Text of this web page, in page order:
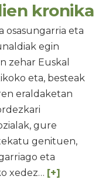
kronika
osasungarria eta
egin
zehar Euskal
eta, besteak
eraldaketan
gure
genituen,
eta
xedez… [+]